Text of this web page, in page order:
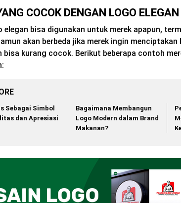
COCOK DENGAN LOGO ELEGAN
elegan bisa digunakan untuk merek apapun,
akan berbeda jika merek ingin
bisa kurang cocok. Berikut beberapa contoh
Sebagai Simbol
dan Apresiasi
Bagaimana Membangun
Logo Modern dalam Brand
Makanan?